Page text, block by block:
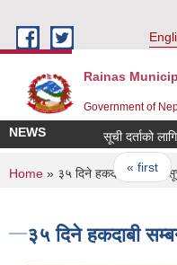
Rainas
Government of
NEWS सूची दर्ताको
Pages
« first
You are here
Home » ३५ दिने हकदाबी सम्बन्धी
३५ दिने हकदाबी